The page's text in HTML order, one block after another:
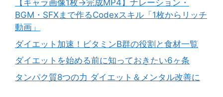
【キャラ画像1枚→完成MP4】ナレーション・
BGM・SFXまで作るCodexスキル「1枚からリッチ
動画」
ダイエット加速！ビタミンB群の役割と食材一覧
ダイエットを始める前に知っておきたい6ヶ条
タンパク質8つの力 ダイエット＆メンタル改善に